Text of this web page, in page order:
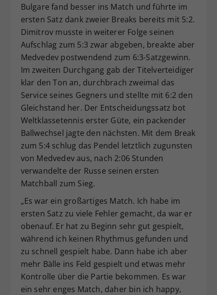
Bulgare fand besser ins Match und führte im
ersten Satz dank zweier Breaks bereits mit 5:2.
Dimitrov musste in weiterer Folge seinen
Aufschlag zum 5:3 zwar abgeben, breakte aber
Medvedev postwendend zum 6:3-Satzgewinn.
Im zweiten Durchgang gab der Titelverteidiger
klar den Ton an, durchbrach zweimal das
Service seines Gegners und stellte mit 6:2 den
Gleichstand her. Der Entscheidungssatz bot
Weltklassetennis erster Güte, ein packender
Ballwechsel jagte den nächsten. Mit dem Break
zum 5:4 schlug das Pendel letztlich zugunsten
von Medvedev aus, nach 2:06 Stunden
verwandelte der Russe seinen ersten
Matchball zum Sieg.
„Es war ein großartiges Match. Ich habe im
ersten Satz zu viele Fehler gemacht, da war er
obenauf. Er hat zu Beginn sehr gut gespielt,
während ich keinen Rhythmus gefunden und
zu schnell gespielt habe. Dann habe ich aber
mehr Bälle ins Feld gespielt und etwas mehr
Kontrolle über die Partie bekommen. Es war
ein sehr enges Match, daher bin ich happy,